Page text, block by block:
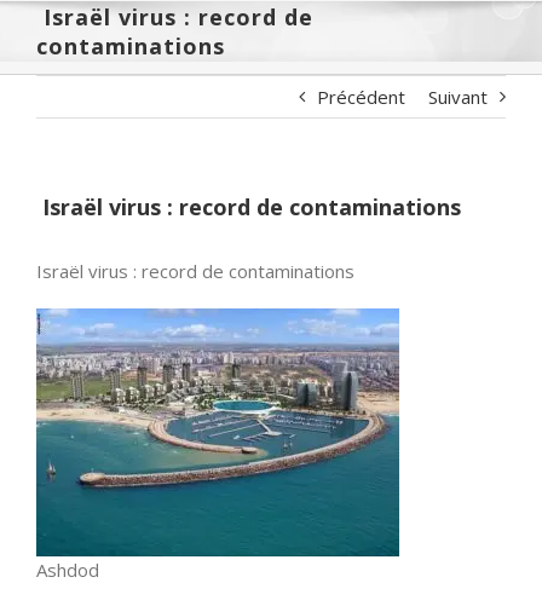
Israël virus : record de
contaminations
Précédent Suivant
Israël virus : record de contaminations
Israël virus : record de contaminations
Ashdod